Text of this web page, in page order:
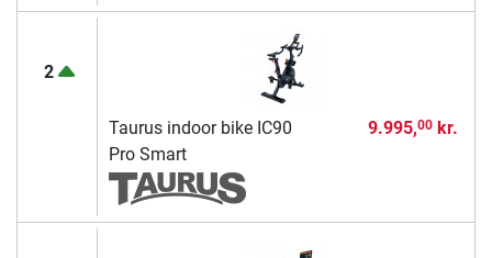
2
Taurus indoor bike IC90
Pro Smart
9.995,00kr.